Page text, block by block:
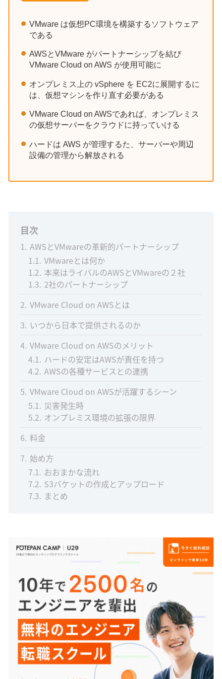
VMware は仮想PC環境を構築するソフトウェア
である
AWSとVMware がパートナーシップを結び
VMware Cloud on AWS が使用可能に
オンプレミス上の vSphere を EC2に展開するに
は、仮想マシンを作り直す必要がある
VMware Cloud on AWSであれば、オンプレミス
の仮想サーバーをクラウドに持っていける
ハードは AWS が管理するた、サーバーや周辺
設備の管理から解放される
目次
1 AWSとVMwareの革新的パートナーシップ
1.1 VMwareとは何か
1.2 本来はライバルのAWSとVMwareの２社
1.3 2社のパートナーシップ
2 VMware Cloud on AWSとは
3 いつから日本で提供されるのか
4 VMware Cloud on AWSのメリット
4.1 ハードの安定はAWSが責任を持つ
4.2 AWSの各種サービスとの連携
5 VMware Cloud on AWSが活躍するシーン
5.1 災害発生時
5.2 オンプレミス環境の拡張の限界
6 料金
7 始め方
7.1 おおまかな流れ
7.2 S3バケットの作成とアップロード
7.3 まとめ